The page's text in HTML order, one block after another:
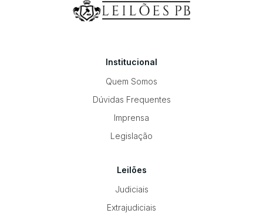
Institucional
Quem Somos
Dúvidas Frequentes
Imprensa
Legislação
Leilões
Judiciais
Extrajudiciais